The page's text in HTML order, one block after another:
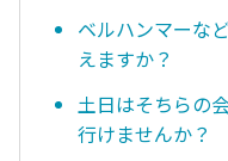
ベルハンマーな
えますか？
土日はそちらの
行けませんか？